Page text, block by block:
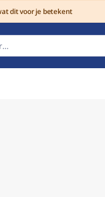
dit voor je betekent